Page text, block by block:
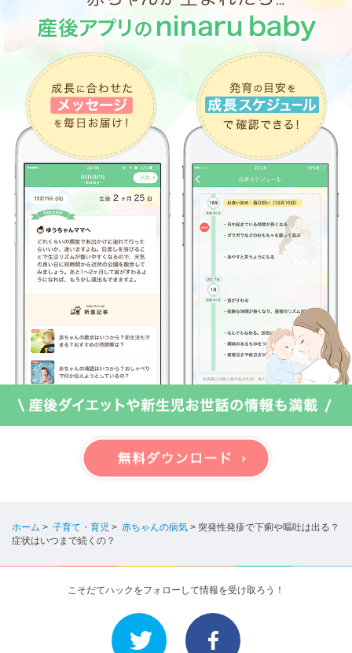
ホーム > 子育て・育児 > 赤ちゃんの病気 > 突発性発疹で下痢や嘔吐は出る？
症状はいつまで続くの？
こそだてハックをフォローして情報を受け取ろう！